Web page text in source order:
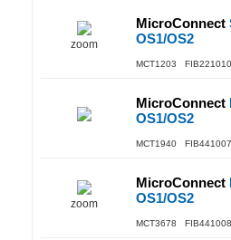
zoom
MicroConnect
OS1/OS2
MCT1203 FIB221010
MicroConnect
OS1/OS2
MCT1940 FIB441007
zoom
MicroConnect
OS1/OS2
MCT3678 FIB441008